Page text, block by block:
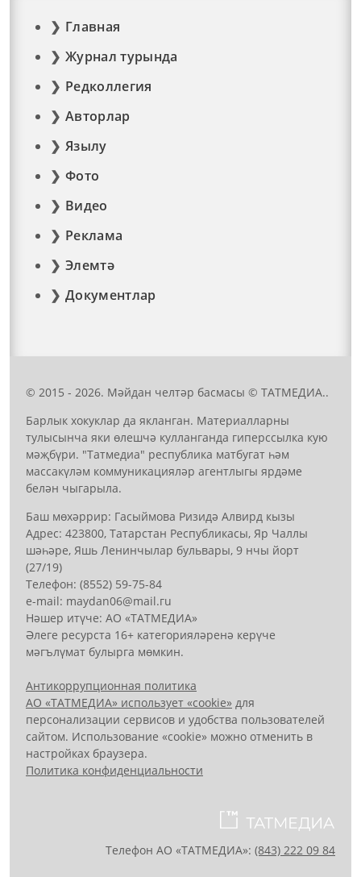
Главная
Журнал турында
Редколлегия
Авторлар
Язылу
Фото
Видео
Реклама
Элемтә
Документлар
© 2015 - 2026. Мәйдан челтәр басмасы © ТАТМЕДИА..
Барлык хокуклар да якланган. Материалларны
тулысынча яки өлешчә кулланганда гиперссылка кую
мәҗбүри. "Татмедиа" республика матбугат һәм
массакүләм коммуникацияләр агентлыгы ярдәме
белән чыгарыла.
Баш мөхәррир: Гасыймова Ризидә Алвирд кызы
Адрес: 423800, Татарстан Республикасы, Яр Чаллы
шәһәре, Яшь Ленинчылар бульвары, 9 нчы йорт
(27/19)
Телефон: (8552) 59-75-84
е-mail: mауdаn06@mail.гu
Нәшер итүче: АО «ТАТМЕДИА»
Әлеге ресурста 16+ категорияләренә керүче
мәгълүмат булырга мөмкин.
Антикоррупционная политика
АО «ТАТМЕДИА» использует «cookie» для
персонализации сервисов и удобства пользователей
сайтом. Использование «cookie» можно отменить в
настройках браузера.
Политика конфиденциальности
Телефон АО «ТАТМЕДИА»: (843) 222 09 84